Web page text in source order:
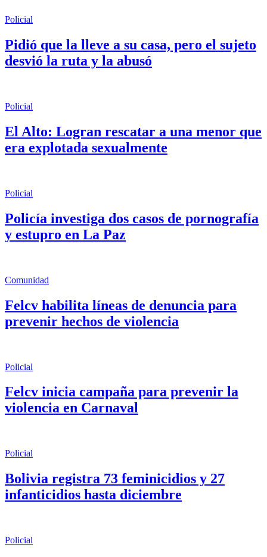
Policial
Pidió que la lleve a su casa, pero el sujeto
desvió la ruta y la abusó
Policial
El Alto: Logran rescatar a una menor que
era explotada sexualmente
Policial
Policía investiga dos casos de pornografía
y estupro en La Paz
Comunidad
Felcv habilita líneas de denuncia para
prevenir hechos de violencia
Policial
Felcv inicia campaña para prevenir la
violencia en Carnaval
Policial
Bolivia registra 73 feminicidios y 27
infanticidios hasta diciembre
Policial